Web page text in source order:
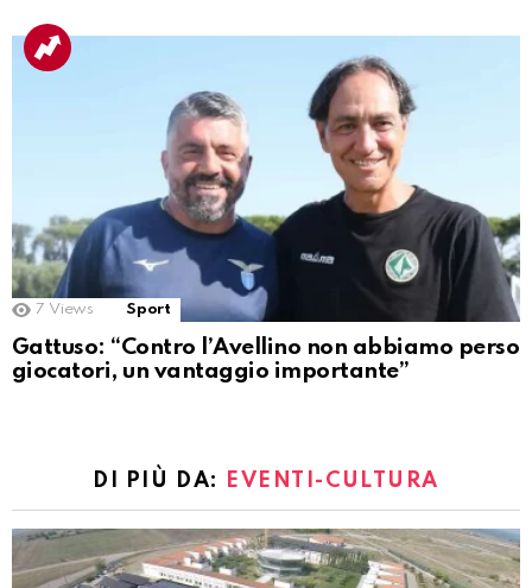
7 Views Sport
Gattuso: “Contro l’Avellino non abbiamo perso
giocatori, un vantaggio importante”
DI PIÙ DA: EVENTI-CULTURA